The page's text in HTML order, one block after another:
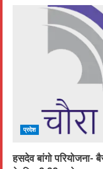
n
प्रदेश
हसदेव बांगो परियोजना-